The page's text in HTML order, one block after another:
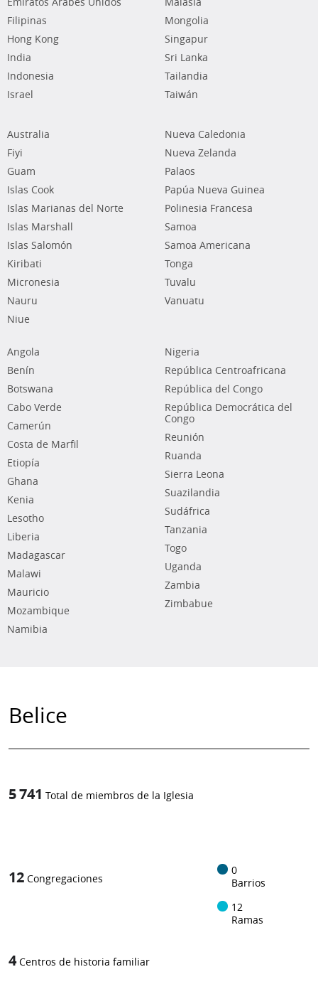
Filipinas
Hong Kong
India
Indonesia
Israel
Mongolia
Singapur
Sri Lanka
Tailandia
Taiwán
Australia
Fiyi
Guam
Islas Cook
Islas Marianas del Norte
Islas Marshall
Islas Salomón
Kiribati
Micronesia
Nauru
Niue
Nueva Caledonia
Nueva Zelanda
Palaos
Papúa Nueva Guinea
Polinesia Francesa
Samoa
Samoa Americana
Tonga
Tuvalu
Vanuatu
Angola
Benín
Botswana
Cabo Verde
Camerún
Costa de Marfil
Etiopía
Ghana
Kenia
Lesotho
Liberia
Madagascar
Malawi
Mauricio
Mozambique
Namibia
Nigeria
República Centroafricana
República del Congo
República Democrática del
Congo
Reunión
Ruanda
Sierra Leona
Suazilandia
Sudáfrica
Tanzania
Togo
Uganda
Zambia
Zimbabue
Belice
5 741 Total de miembros de la Iglesia
12 Congregaciones
0
Barrios
12
Ramas
4 Centros de historia familiar